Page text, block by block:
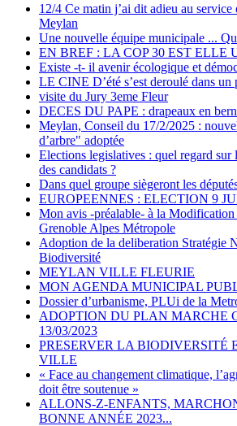
12/4 Ce matin j’ai dit adieu au service
Meylan
Une nouvelle équipe municipale ...
EN BREF : LA COP 30 EST ELLE
Existe -t- il avenir écologique et
LE CINE D’été s’est deroulé dans un
visite du Jury 3eme Fleur
DECES DU PAPE : drapeaux en
Meylan, Conseil du 17/2/2025 :
d’arbre" adoptée
Elections legislatives : quel regard sur
des candidats ?
Dans quel groupe siègeront les
EUROPEENNES : ELECTION 9
Mon avis -préalable- à la
Grenoble Alpes Métropole
Adoption de la deliberation Stratégie
Biodiversité
MEYLAN VILLE FLEURIE
MON AGENDA MUNICIPAL
Dossier d’urbanisme, PLUi de la
ADOPTION DU PLAN MARCHE
13/03/2023
PRESERVER LA BIODIVERSITÉ
VILLE
« Face au changement climatique,
doit être soutenue »
ALLONS-Z-ENFANTS,
BONNE ANNÉE 2023...